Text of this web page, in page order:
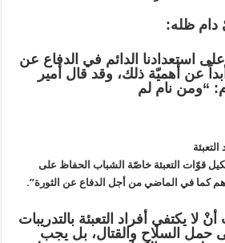
دام ظله:
استعدادنا الدائم في الدفاع عن
عن أهميّة ذلك، وقد قال أمير
“ومن نام لم
تشكيل قوّات التعبئة خاصّة الشباب الحفاظ على
كما في الماضي من أجل الدفاع عن الثورة”.
لا يكتفي أفراد التعبئة بالتدريبات
حمل السلاح والقتال، بل يجب